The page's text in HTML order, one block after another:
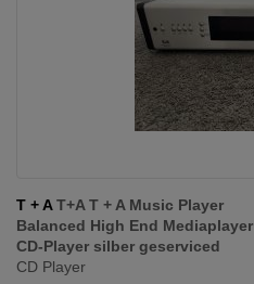
T + AT+A T + A Music Player
Balanced High End Mediaplayer
CD-Player silber geserviced
CD Player